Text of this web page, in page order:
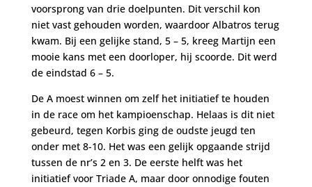
voorsprong van drie doelpunten. Dit verschil kon
niet vast gehouden worden, waardoor Albatros terug
kwam. Bij een gelijke stand, 5 – 5, kreeg Martijn een
mooie kans met een doorloper, hij scoorde. Dit werd
de eindstad 6 – 5.
De A moest winnen om zelf het initiatief te houden
in de race om het kampioenschap. Helaas is dit niet
gebeurd, tegen Korbis ging de oudste jeugd ten
onder met 8-10. Het was een gelijk opgaande strijd
tussen de nr’s 2 en 3. De eerste helft was het
initiatief voor Triade A, maar door onnodige fouten